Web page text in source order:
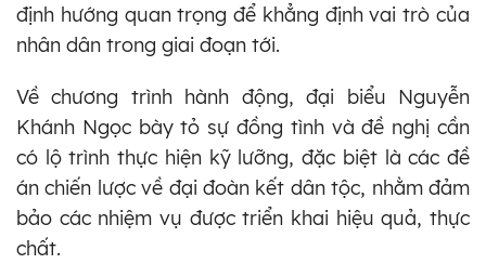
định hướng quan trọng để khẳng định vai trò của
nhân dân trong giai đoạn tới.
Về chương trình hành động, đại biểu Nguyễn
Khánh Ngọc bày tỏ sự đồng tình và đề nghị cần
có lộ trình thực hiện kỹ lưỡng, đặc biệt là các đề
án chiến lược về đại đoàn kết dân tộc, nhằm đảm
bảo các nhiệm vụ được triển khai hiệu quả, thực
chất.